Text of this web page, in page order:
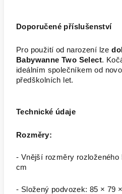
Doporučené příslušenství
Pro použití od narození lze
Babywanne Two Select.
ideálním společníkem od
předškolních let.
Technické údaje
Rozměry:
- Vnější rozměry rozloženého
cm
- Složený podvozek: 85 × 79